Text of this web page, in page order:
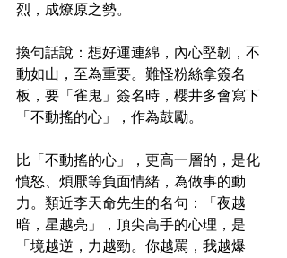
烈，成燎原之勢。
換句話說：想好運連綿，內心堅韌，不
動如山，至為重要。難怪粉絲拿簽名
板，要「雀鬼」簽名時，櫻井多會寫下
「不動搖的心」，作為鼓勵。
比「不動搖的心」，更高一層的，是化
憤怒、煩厭等負面情緒，為做事的動
力。類近李天命先生的名句：「夜越
暗，星越亮」，頂尖高手的心理，是
「境越逆，力越勁。你越罵，我越爆